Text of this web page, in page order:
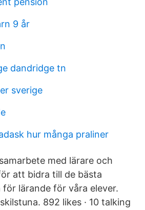
9 år
dandridge tn
sverige
hur många praliner
med lärare och
att bidra till de bästa
lärande för våra elever.
892 likes · 10 talking